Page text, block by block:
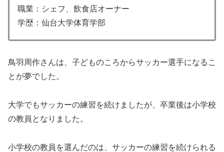
職業：シェフ、飲食店オーナー
学歴：仙台大学体育学部
鳥羽周作さんは、子どものころからサッカー選手になるこ
とが夢でした。
大学でもサッカーの練習を続けましたが、卒業後は小学校
の教員となりました。
小学校の教員を選んだのは、サッカーの練習を続けられる